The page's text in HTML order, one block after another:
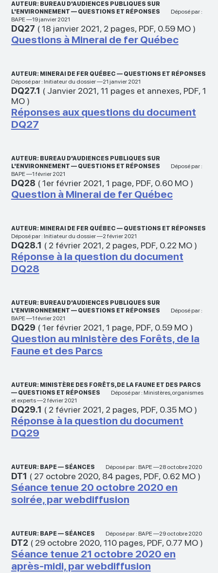
AUTEUR: BUREAU D'AUDIENCES PUBLIQUES SUR
L'ENVIRONNEMENT — QUESTIONS ET RÉPONSES
Déposé par :
BAPE —19 janvier 2021
DQ27 (18 janvier 2021, 2 pages, PDF, 0.59 MO)
Questions à Minerai de fer Québec
AUTEUR: MINERAI DE FER QUÉBEC — QUESTIONS ET RÉPONSES
Déposé par : Initiateur du dossier —21 janvier 2021
DQ27.1 ( Janvier 2021, 11 pages et annexes, PDF, 1
MO)
Réponses aux questions du document
DQ27
AUTEUR: BUREAU D'AUDIENCES PUBLIQUES SUR
L'ENVIRONNEMENT — QUESTIONS ET RÉPONSES
Déposé par :
BAPE —1 février 2021
DQ28 (1er février 2021, 1 page, PDF, 0.60 MO)
Question à Minerai de fer Québec
AUTEUR: MINERAI DE FER QUÉBEC — QUESTIONS ET RÉPONSES
Déposé par : Initiateur du dossier —2 février 2021
DQ28.1 ( 2 février 2021, 2 pages, PDF, 0.22 MO)
Réponse à la question du document
DQ28
AUTEUR: BUREAU D'AUDIENCES PUBLIQUES SUR
L'ENVIRONNEMENT — QUESTIONS ET RÉPONSES
Déposé par :
BAPE —1 février 2021
DQ29 (1er février 2021, 1 page, PDF, 0.59 MO)
Question au ministère des Forêts, de la
Faune et des Parcs
AUTEUR: MINISTÈRE DES FORÊTS, DE LA FAUNE ET DES PARCS
— QUESTIONS ET RÉPONSES
Déposé par : Ministères,organismes
et experts —2 février 2021
DQ29.1 ( 2 février 2021, 2 pages, PDF, 0.35 MO)
Réponse à la question du document
DQ29
AUTEUR: BAPE — SÉANCES Déposé par : BAPE —28 octobre 2020
DT1 ( 27 octobre 2020, 84 pages, PDF, 0.62 MO)
Séance tenue 20 octobre 2020 en
soirée, par webdiffusion
AUTEUR: BAPE — SÉANCES Déposé par : BAPE —29 octobre 2020
DT2 ( 29 octobre 2020, 110 pages, PDF, 0.77 MO)
Séance tenue 21 octobre 2020 en
après-midi, par webdiffusion